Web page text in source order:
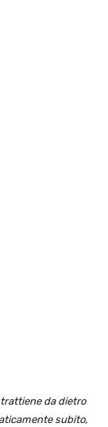
trattiene da dietro
subito,